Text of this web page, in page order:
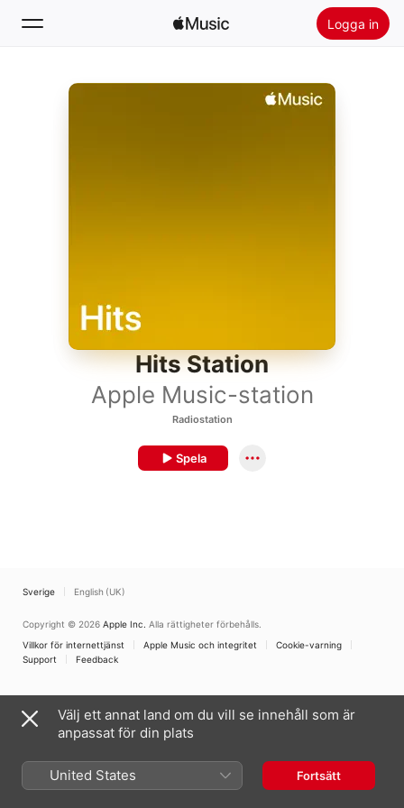
Logga in
Hits Station
Apple Music-station
Radiostation
Spela
Sverige English (UK)
Copyright © 2026 Apple Inc. Alla rättigheter förbehålls.
Villkor för internettjänst
Apple Music och integritet
Cookie-varning
Support
Feedback
Välj ett annat land om du vill se innehåll som är
anpassat för din plats
United States Fortsätt